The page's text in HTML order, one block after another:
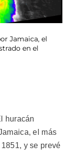
Jamaica, el
en el
huracán
el más
y se prevé